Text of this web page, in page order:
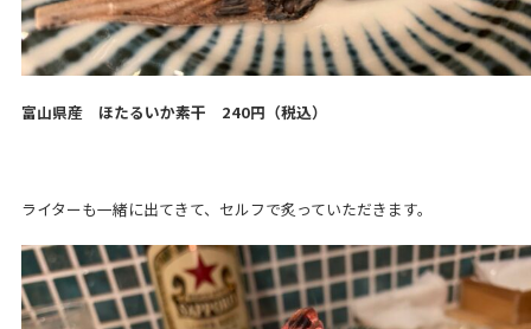
富山県産 ほたるいか素干 240円（税込）
ライターも一緒に出てきて、セルフで炙っていただきます。